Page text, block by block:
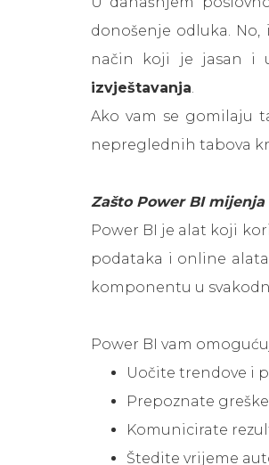
donošenje odluka.
način koji je jasan i
izvještavanja.
Ako vam se gomilaju
nepreglednih tabova
Zašto Power BI
Power BI je alat koji
podataka i online
komponentu u
Power BI vam
Uočite trendove i
Prepoznate
Komunicirate
Štedite vrijeme